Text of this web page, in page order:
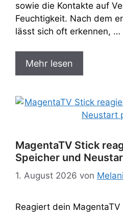
sowie die Kontakte auf
Feuchtigkeit. Nach dem
lässt sich oft erkennen, …
Mehr lesen
MagentaTV Stick
Speicher und
1. August 2026 von
Reagiert dein